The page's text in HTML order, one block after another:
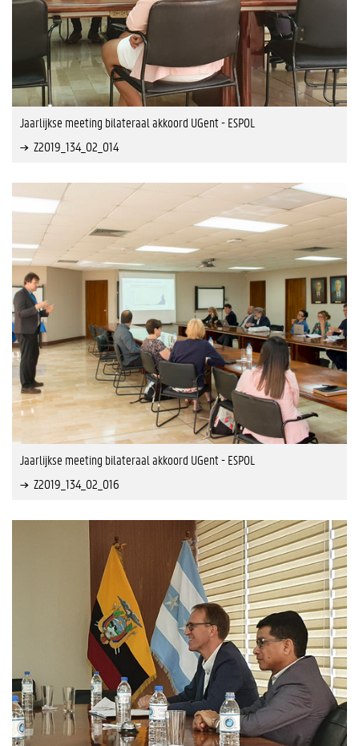
Jaarlijkse meeting bilateraal akkoord UGent - ESPOL
Z2019_134_02_014
Jaarlijkse meeting bilateraal akkoord UGent - ESPOL
Z2019_134_02_016